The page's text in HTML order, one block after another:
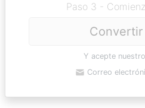
Paso 3 -
Convertir
Y acepte
Correo